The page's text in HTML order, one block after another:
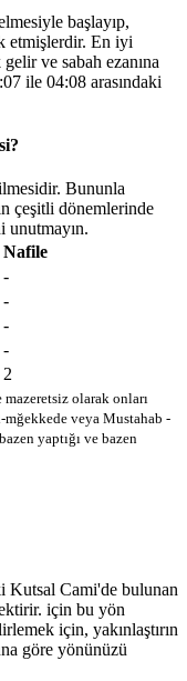
başlayıp,
etmişlerdir. En iyi
ve sabah ezanına
ile 04:08 arasındaki
Bununla
çeşitli dönemlerinde
unutmayın.
Nafile
-
-
-
-
2
olarak onları
mğekkede veya Mustahab -
yaptığı ve bazen
Kutsal Cami'de bulunan
için bu yön
için, yakınlaştırın
göre yönünüzü